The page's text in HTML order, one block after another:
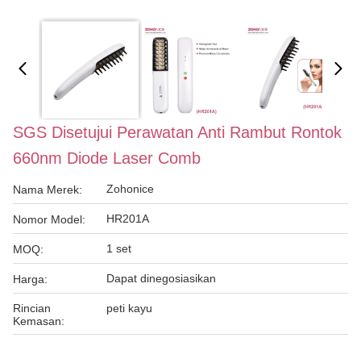
SGS Disetujui Perawatan Anti Rambut Rontok
660nm Diode Laser Comb
Nama Merek: Zohonice
Nomor Model: HR201A
MOQ: 1 set
Harga: Dapat dinegosiasikan
Rincian
Kemasan:
peti kayu